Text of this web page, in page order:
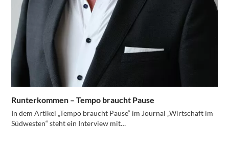
Runterkommen – Tempo braucht Pause
In dem Artikel „Tempo braucht Pause“ im Journal „Wirtschaft im
Südwesten“ steht ein Interview mit…